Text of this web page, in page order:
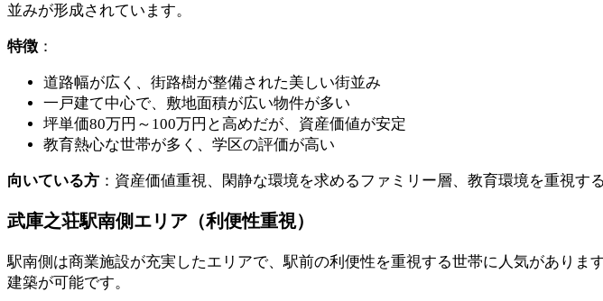
並みが形成されています。
特徴 ：
道路幅が広く、街路樹が整備された美しい街並み
一戸建て中心で、敷地面積が広い物件が多い
坪単価80万円～100万円と高めだが、資産価値が安定
教育熱心な世帯が多く、学区の評価が高い
向いている方 ：資産価値重視、閑静な環境を求めるファミリー層、教育環境を重視す
武庫之荘駅南側エリア（利便性重視）
駅南側は商業施設が充実したエリアで、駅前の利便性を重視する世帯に人気があり
建築が可能です。